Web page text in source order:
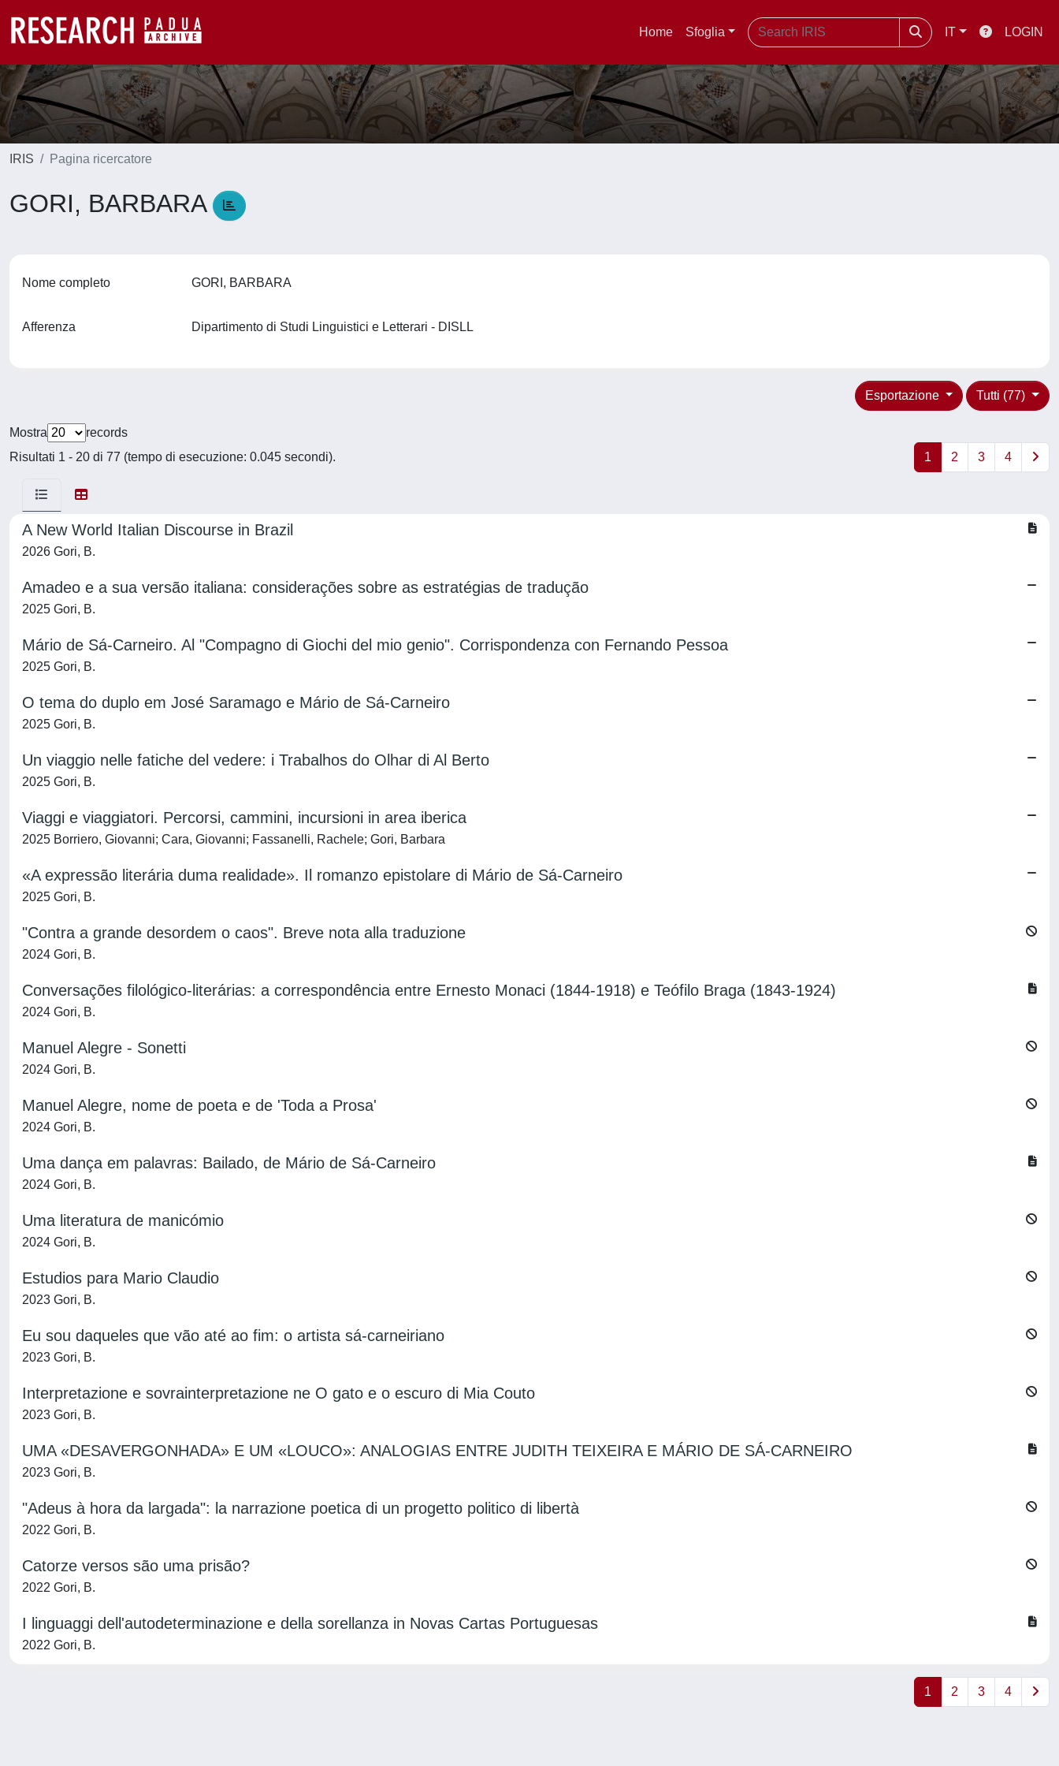
Home Sfoglia IT LOGIN
IRIS Pagina ricercatore
GORI, BARBARA
Nome completo GORI, BARBARA
Afferenza Dipartimento di Studi Linguistici e Letterari - DISLL
Tutti (77)
Esportazione
Mostra
records
Risultati 1 - 20 di 77 (tempo di esecuzione: 0.045 secondi).
1 2 3 4
A New World Italian Discourse in Brazil
2026 Gori, B.
Amadeo e a sua versão italiana: considerações sobre as estratégias de tradução
2025 Gori, B.
Mário de Sá-Carneiro. Al "Compagno di Giochi del mio genio". Corrispondenza con Fernando Pessoa
2025 Gori, B.
O tema do duplo em José Saramago e Mário de Sá-Carneiro
2025 Gori, B.
Un viaggio nelle fatiche del vedere: i Trabalhos do Olhar di Al Berto
2025 Gori, B.
Viaggi e viaggiatori. Percorsi, cammini, incursioni in area iberica
2025 Borriero, Giovanni; Cara, Giovanni; Fassanelli, Rachele; Gori, Barbara
«A expressão literária duma realidade». Il romanzo epistolare di Mário de Sá-Carneiro
2025 Gori, B.
"Contra a grande desordem o caos". Breve nota alla traduzione
2024 Gori, B.
Conversações filológico-literárias: a correspondência entre Ernesto Monaci (1844-1918) e Teófilo Braga (1843-1924)
2024 Gori, B.
Manuel Alegre - Sonetti
2024 Gori, B.
Manuel Alegre, nome de poeta e de 'Toda a Prosa'
2024 Gori, B.
Uma dança em palavras: Bailado, de Mário de Sá-Carneiro
2024 Gori, B.
Uma literatura de manicómio
2024 Gori, B.
Estudios para Mario Claudio
2023 Gori, B.
Eu sou daqueles que vão até ao fim: o artista sá-carneiriano
2023 Gori, B.
Interpretazione e sovrainterpretazione ne O gato e o escuro di Mia Couto
2023 Gori, B.
UMA «DESAVERGONHADA» E UM «LOUCO»: ANALOGIAS ENTRE JUDITH TEIXEIRA E MÁRIO DE SÁ-CARNEIRO
2023 Gori, B.
"Adeus à hora da largada": la narrazione poetica di un progetto politico di libertà
2022 Gori, B.
Catorze versos são uma prisão?
2022 Gori, B.
I linguaggi dell'autodeterminazione e della sorellanza in Novas Cartas Portuguesas
2022 Gori, B.
1 2 3 4